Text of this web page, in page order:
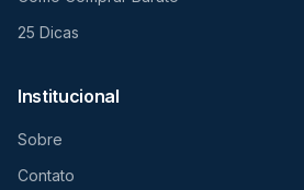
25 Dicas
Institucional
Sobre
Contato